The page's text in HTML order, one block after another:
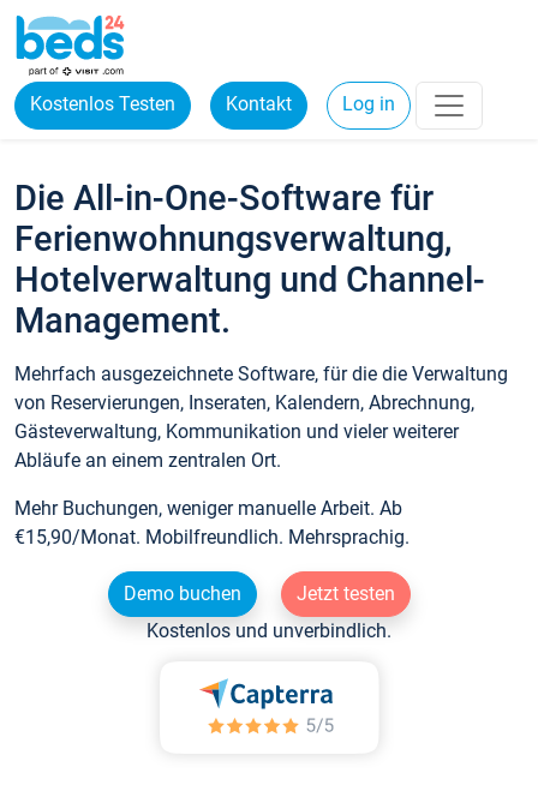
Kostenlos Testen Kontakt Log in
Die All-in-One-Software für
Ferienwohnungsverwaltung,
Hotelverwaltung und Channel-
Management.
Mehrfach ausgezeichnete Software, für die die Verwaltung
von Reservierungen, Inseraten, Kalendern, Abrechnung,
Gästeverwaltung, Kommunikation und vieler weiterer
Abläufe an einem zentralen Ort.
Mehr Buchungen, weniger manuelle Arbeit. Ab
€15,90/Monat. Mobilfreundlich. Mehrsprachig.
Demo buchen
Jetzt testen
Kostenlos und unverbindlich.